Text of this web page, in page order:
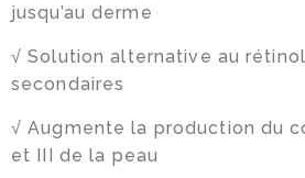
jusqu’au derme
√ Solution alternative au
secondaires
√ Augmente la production du
et III de la peau